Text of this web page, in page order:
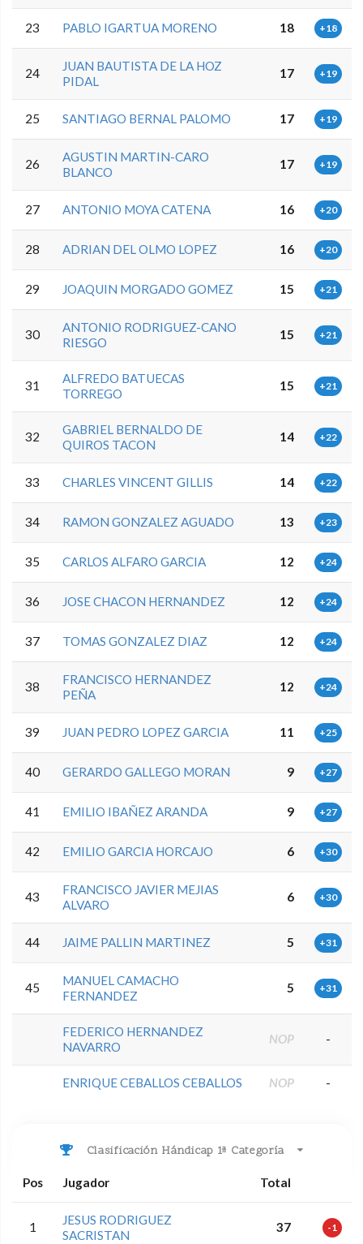
23 PABLO IGARTUA MORENO 18 +18
24
JUAN BAUTISTA DE LA HOZ
PIDAL
17 +19
25 SANTIAGO BERNAL PALOMO 17 +19
26
AGUSTIN MARTIN-CARO
BLANCO
17 +19
27 ANTONIO MOYA CATENA 16 +20
28 ADRIAN DEL OLMO LOPEZ 16 +20
29 JOAQUIN MORGADO GOMEZ 15 +21
30
ANTONIO RODRIGUEZ-CANO
RIESGO
15 +21
31
ALFREDO BATUECAS
TORREGO
15 +21
32
GABRIEL BERNALDO DE
QUIROS TACON
14 +22
33 CHARLES VINCENT GILLIS 14 +22
34 RAMON GONZALEZ AGUADO 13 +23
35 CARLOS ALFARO GARCIA 12 +24
36 JOSE CHACON HERNANDEZ 12 +24
37 TOMAS GONZALEZ DIAZ 12 +24
38
FRANCISCO HERNANDEZ
PEÑA
12 +24
39 JUAN PEDRO LOPEZ GARCIA 11 +25
40 GERARDO GALLEGO MORAN 9 +27
41 EMILIO IBAÑEZ ARANDA 9 +27
42 EMILIO GARCIA HORCAJO 6 +30
43
FRANCISCO JAVIER MEJIAS
ALVARO
6 +30
44 JAIME PALLIN MARTINEZ 5 +31
45
MANUEL CAMACHO
FERNANDEZ
5 +31
FEDERICO HERNANDEZ
NAVARRO
NOP -
ENRIQUE CEBALLOS CEBALLOS NOP -
Clasificación Hándicap 1ª Categoría
Pos Jugador Total
1
JESUS RODRIGUEZ
SACRISTAN
37 -1